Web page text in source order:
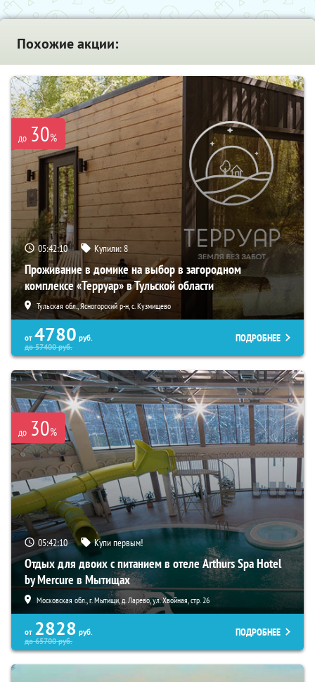
Похожие акции:
до 30%
05:42:09 Купили:8
Проживание в домике на выбор в загородном
комплексе «Терруар» в Тульской области
Тульская обл., Ясногорский р-н, с. Кузмищево
от 4780 руб.
до57400руб.
ПОДРОБНЕЕ
до 30%
05:42:09 Купи первым!
Отдых для двоих с питанием в отеле Arthurs Spa Hotel
by Mercure в Мытищах
Московская обл., г. Мытищи, д. Ларево, ул. Хвойная, стр. 26
от 2828 руб.
до65700руб.
ПОДРОБНЕЕ